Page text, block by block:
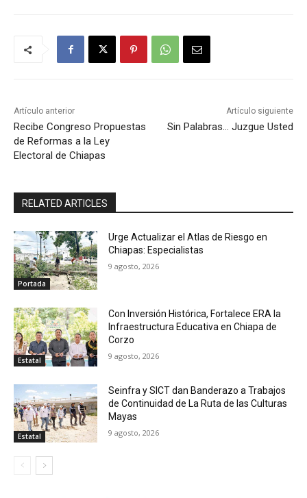
Artículo anterior
Recibe Congreso Propuestas
de Reformas a la Ley
Electoral de Chiapas
Artículo siguiente
Sin Palabras… Juzgue Usted
RELATED ARTICLES
Portada
Urge Actualizar el Atlas de Riesgo en
Chiapas: Especialistas
9 agosto, 2026
Estatal
Con Inversión Histórica, Fortalece ERA la
Infraestructura Educativa en Chiapa de
Corzo
9 agosto, 2026
Estatal
Seinfra y SICT dan Banderazo a Trabajos
de Continuidad de La Ruta de las Culturas
Mayas
9 agosto, 2026